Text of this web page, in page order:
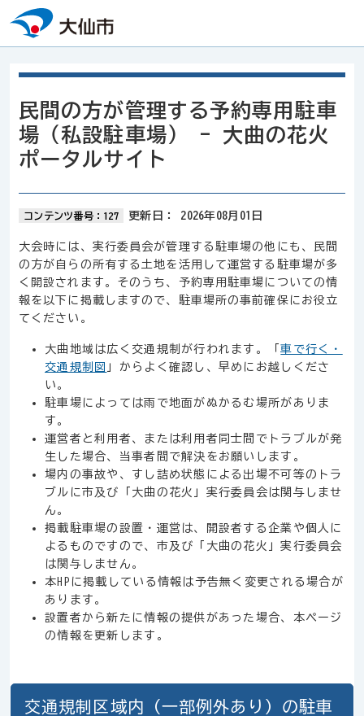
本文へスキップ
民間の方が管理する予約専用駐車
場（私設駐車場） - 大曲の花火
ポータルサイト
コンテンツ番号：127 更新日： 2026年08月01日
大会時には、実行委員会が管理する駐車場の他にも、民間
の方が自らの所有する土地を活用して運営する駐車場が多
く開設されます。そのうち、予約専用駐車場についての情
報を以下に掲載しますので、駐車場所の事前確保にお役立
てください。
大曲地域は広く交通規制が行われます。「車で行く・
交通規制図 」からよく確認し、早めにお越しくださ
い。
駐車場によっては雨で地面がぬかるむ場所がありま
す。
運営者と利用者、または利用者同士間でトラブルが発
生した場合、当事者間で解決をお願いします。
場内の事故や、すし詰め状態による出場不可等のトラ
ブルに市及び「大曲の花火」実行委員会は関与しませ
ん。
掲載駐車場の設置・運営は、開設者する企業や個人に
よるものですので、市及び「大曲の花火」実行委員会
は関与しません。
本HPに掲載している情報は予告無く変更される場合が
あります。
設置者から新たに情報の提供があった場合、本ページ
の情報を更新します。
交通規制区域内（一部例外あり）の駐車